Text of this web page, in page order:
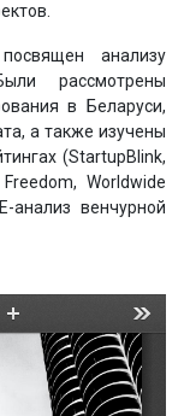
анализу
рассмотрены
в Беларуси,
а также изучены
(StartupBlink,
Worldwide
анализ венчурной